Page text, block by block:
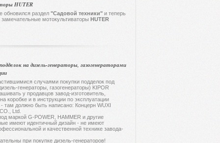
HUTER
раздел "Садовой техники" и теперь
мотокультиваторы HUTER
на дизель-генераторы, газогенераторами
случаями покупки подделок под
генераторы, газогенераторы) KIPOR
у продавцов завод-изготовитель,
коробке и в инструкции по эксплуатации
- там должно быть написано: Концерн WUXI
Ltd.
маркой G-POWER, HAMMER и другие
имеют идентичный дизайн - не имеют
и качественной технике завода-
при покупке дизель-генераторов!